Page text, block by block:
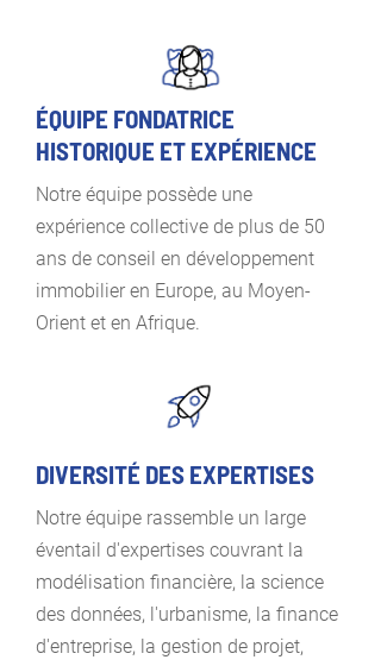
ÉQUIPE FONDATRICE
HISTORIQUE ET EXPÉRIENCE
Notre équipe possède une
expérience collective de plus de 50
ans de conseil en développement
immobilier en Europe, au Moyen-
Orient et en Afrique.
DIVERSITÉ DES EXPERTISES
Notre équipe rassemble un large
éventail d'expertises couvrant la
modélisation financière, la science
des données, l'urbanisme, la finance
d'entreprise, la gestion de projet,